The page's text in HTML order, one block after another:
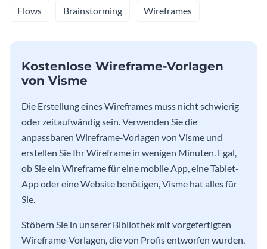
Flows Brainstorming Wireframes
Kostenlose Wireframe-Vorlagen
von Visme
Die Erstellung eines Wireframes muss nicht schwierig
oder zeitaufwändig sein. Verwenden Sie die
anpassbaren Wireframe-Vorlagen von Visme und
erstellen Sie Ihr Wireframe in wenigen Minuten. Egal,
ob Sie ein Wireframe für eine mobile App, eine Tablet-
App oder eine Website benötigen, Visme hat alles für
Sie.
Stöbern Sie in unserer Bibliothek mit vorgefertigten
Wireframe-Vorlagen, die von Profis entworfen wurden,